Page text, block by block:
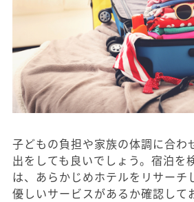
子どもの負担や家族の体調に合わ
出をしても良いでしょう。宿泊を
は、あらかじめホテルをリサーチ
優しいサービスがあるか確認して